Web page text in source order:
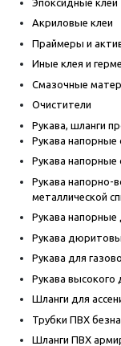
Акриловые клеи
Праймеры и
Иные клея и
Смазочные
Очистители
Рукава, шланги
Рукава напорные
Рукава напорные
Рукава напорно-
металлической
Рукава
Рукава
Рукава для
Рукава высокого
Шланги для
Трубки ПВХ
Шланги ПВХ